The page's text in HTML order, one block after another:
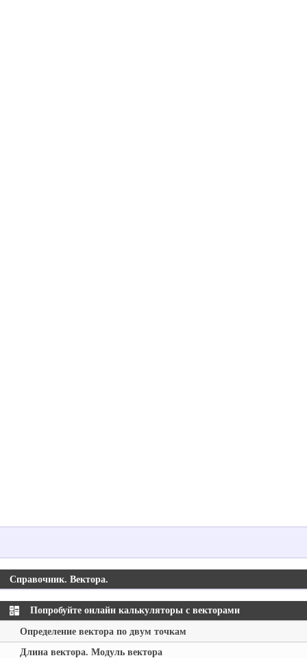
Справочник. Вектора.
Попробуйте онлайн калькуляторы с векторами
Определение вектора по двум точкам
Длина вектора. Модуль вектора